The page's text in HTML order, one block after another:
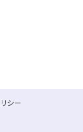
シー